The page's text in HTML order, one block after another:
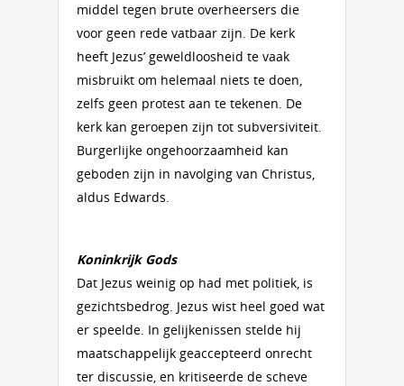
middel tegen brute overheersers die
voor geen rede vatbaar zijn. De kerk
heeft Jezus’ geweldloosheid te vaak
misbruikt om helemaal niets te doen,
zelfs geen protest aan te tekenen. De
kerk kan geroepen zijn tot subversiviteit.
Burgerlijke ongehoorzaamheid kan
geboden zijn in navolging van Christus,
aldus Edwards.
Koninkrijk Gods
Dat Jezus weinig op had met politiek, is
gezichtsbedrog. Jezus wist heel goed wat
er speelde. In gelijkenissen stelde hij
maatschappelijk geaccepteerd onrecht
ter discussie, en kritiseerde de scheve